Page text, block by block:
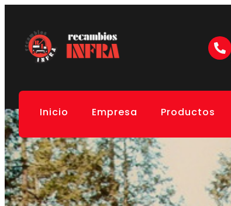
Inicio Empresa Productos